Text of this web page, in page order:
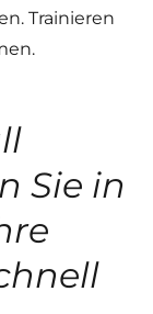
Trainieren
Sie in